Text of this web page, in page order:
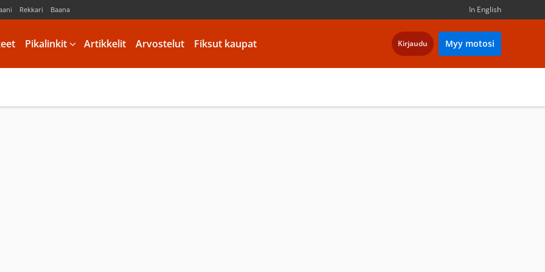
Rekkari Baana In English
Pikalinkit Artikkelit Arvostelut Fiksut kaupat Kirjaudu Myy motosi